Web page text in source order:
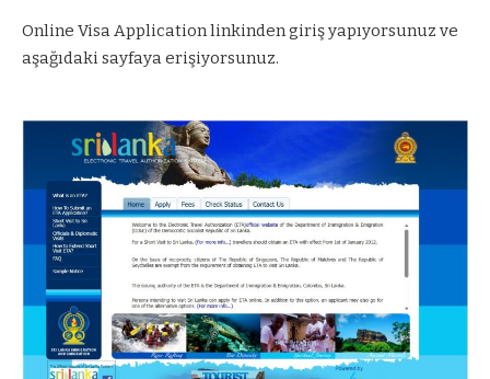
Online Visa Applicationlinkinden giriş yapıyorsunuz ve
aşağıdaki sayfaya erişiyorsunuz.